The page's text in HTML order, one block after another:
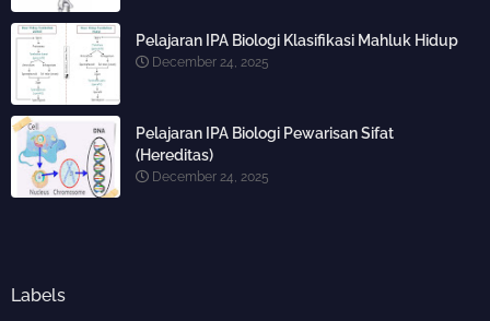
Pelajaran IPA Biologi Klasifikasi Mahluk Hidup
December 24, 2025
Pelajaran IPA Biologi Pewarisan Sifat
(Hereditas)
December 24, 2025
Labels